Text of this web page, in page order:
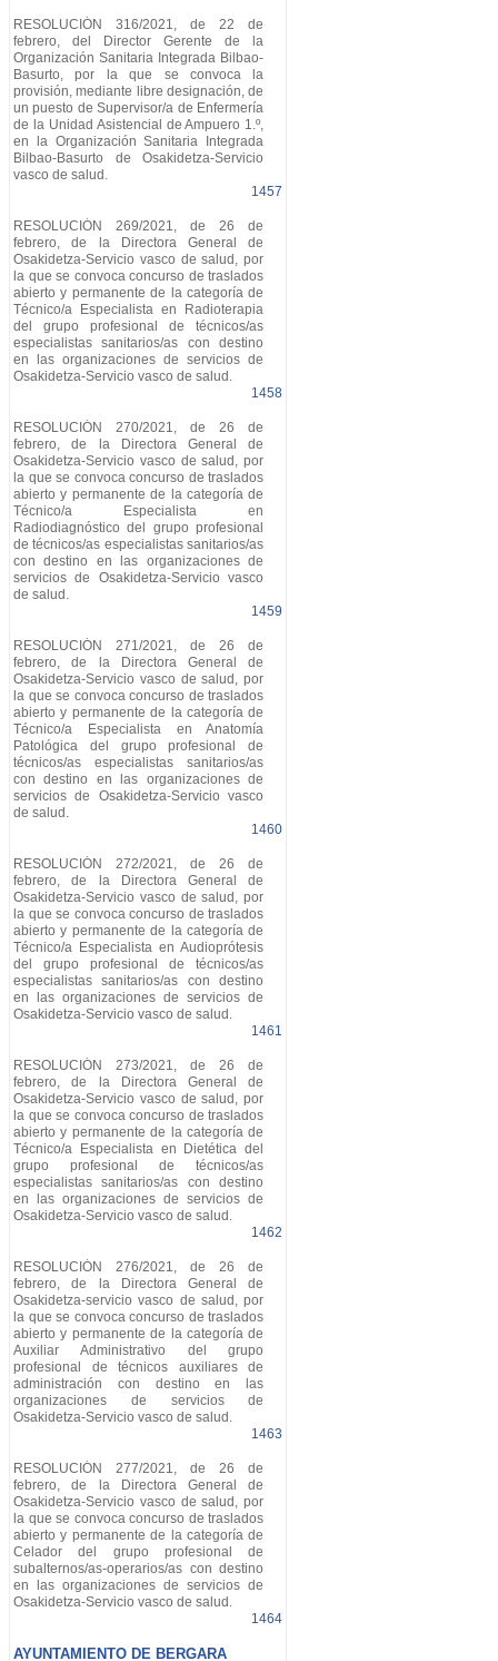
RESOLUCIÓN 316/2021, de 22 de
febrero, del Director Gerente de la
Organización Sanitaria Integrada Bilbao-
Basurto, por la que se convoca la
provisión, mediante libre designación, de
un puesto de Supervisor/a de Enfermería
de la Unidad Asistencial de Ampuero 1.º,
en la Organización Sanitaria Integrada
Bilbao-Basurto de Osakidetza-Servicio
vasco de salud.
1457
RESOLUCIÓN 269/2021, de 26 de
febrero, de la Directora General de
Osakidetza-Servicio vasco de salud, por
la que se convoca concurso de traslados
abierto y permanente de la categoría de
Técnico/a Especialista en Radioterapia
del grupo profesional de técnicos/as
especialistas sanitarios/as con destino
en las organizaciones de servicios de
Osakidetza-Servicio vasco de salud.
1458
RESOLUCIÓN 270/2021, de 26 de
febrero, de la Directora General de
Osakidetza-Servicio vasco de salud, por
la que se convoca concurso de traslados
abierto y permanente de la categoría de
Técnico/a Especialista en
Radiodiagnóstico del grupo profesional
de técnicos/as especialistas sanitarios/as
con destino en las organizaciones de
servicios de Osakidetza-Servicio vasco
de salud.
1459
RESOLUCIÓN 271/2021, de 26 de
febrero, de la Directora General de
Osakidetza-Servicio vasco de salud, por
la que se convoca concurso de traslados
abierto y permanente de la categoría de
Técnico/a Especialista en Anatomía
Patológica del grupo profesional de
técnicos/as especialistas sanitarios/as
con destino en las organizaciones de
servicios de Osakidetza-Servicio vasco
de salud.
1460
RESOLUCIÓN 272/2021, de 26 de
febrero, de la Directora General de
Osakidetza-Servicio vasco de salud, por
la que se convoca concurso de traslados
abierto y permanente de la categoría de
Técnico/a Especialista en Audioprótesis
del grupo profesional de técnicos/as
especialistas sanitarios/as con destino
en las organizaciones de servicios de
Osakidetza-Servicio vasco de salud.
1461
RESOLUCIÓN 273/2021, de 26 de
febrero, de la Directora General de
Osakidetza-Servicio vasco de salud, por
la que se convoca concurso de traslados
abierto y permanente de la categoría de
Técnico/a Especialista en Dietética del
grupo profesional de técnicos/as
especialistas sanitarios/as con destino
en las organizaciones de servicios de
Osakidetza-Servicio vasco de salud.
1462
RESOLUCIÓN 276/2021, de 26 de
febrero, de la Directora General de
Osakidetza-servicio vasco de salud, por
la que se convoca concurso de traslados
abierto y permanente de la categoría de
Auxiliar Administrativo del grupo
profesional de técnicos auxiliares de
administración con destino en las
organizaciones de servicios de
Osakidetza-Servicio vasco de salud.
1463
RESOLUCIÓN 277/2021, de 26 de
febrero, de la Directora General de
Osakidetza-Servicio vasco de salud, por
la que se convoca concurso de traslados
abierto y permanente de la categoría de
Celador del grupo profesional de
subalternos/as-operarios/as con destino
en las organizaciones de servicios de
Osakidetza-Servicio vasco de salud.
1464
AYUNTAMIENTO DE BERGARA